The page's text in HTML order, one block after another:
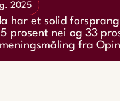
2025
har et solid
prosent nei og 33
fra